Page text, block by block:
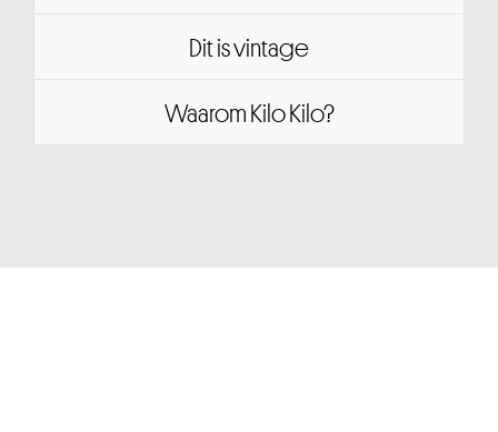
Dit is vintage
Waarom Kilo Kilo?